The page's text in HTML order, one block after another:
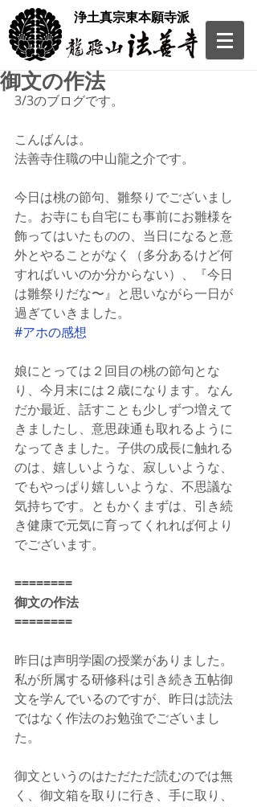
​浄土真宗東本願寺派
御文の作法
3/3のブログです。
こんばんは。
法善寺住職の中山龍之介です。
今日は桃の節句、雛祭りでございまし
た。お寺にも自宅にも事前にお雛様を
飾ってはいたものの、当日になると意
外とやることがなく（多分あるけど何
すればいいのか分からない）、『今日
は雛祭りだな〜』と思いながら一日が
過ぎていきました。
#アホの感想
娘にとっては２回目の桃の節句とな
り、今月末には２歳になります。なん
だか最近、話すことも少しずつ増えて
きましたし、意思疎通も取れるように
なってきました。子供の成長に触れる
のは、嬉しいような、寂しいような、
でもやっぱり嬉しいような、不思議な
気持ちです。ともかくまずは、引き続
き健康で元気に育ってくれれば何より
でございます。
========
御文の作法
========
昨日は声明学園の授業がありました。
私が所属する研修科は引き続き五帖御
文を学んでいるのですが、昨日は読法
ではなく作法のお勉強でございまし
た。
御文というのはただただ読むのでは無
く、御文箱を取りに行き、手に取り、